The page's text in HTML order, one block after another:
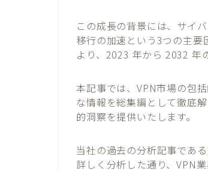
この成長の背景には、サイ
移行の加速という3つの主要
より、2023 年から 2032 年
本記事では、VPN市場の包
な情報を総集編として徹底
的洞察を提供いたします。
当社の過去の分析記事である
詳しく分析した通り、VPN